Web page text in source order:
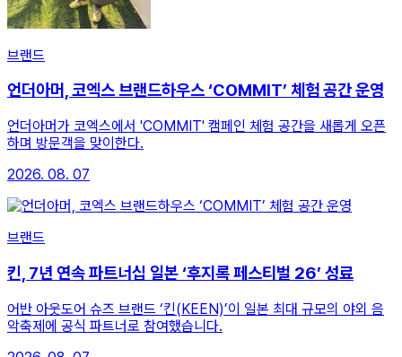
브랜드
언더아머, 코엑스 브랜드하우스 ‘COMMIT’ 체험 공간 운영
언더아머가 코엑스에서 'COMMIT' 캠페인 체험 공간을 새롭게 오픈
하며 방문객을 맞이한다.
2026. 08. 07
브랜드
킨, 7년 연속 파트너십 일본 ‘후지록 페스티벌 26’ 성료
어반 아웃도어 슈즈 브랜드 ‘킨(KEEN)’이 일본 최대 규모의 야외 음
악축제에 공식 파트너로 참여했습니다.